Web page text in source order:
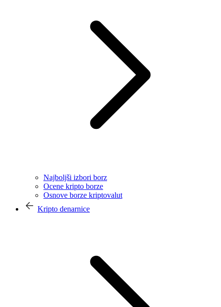
Najboljši izbori borz
Ocene kripto borze
Osnove borze kriptovalut
Kripto denarnice